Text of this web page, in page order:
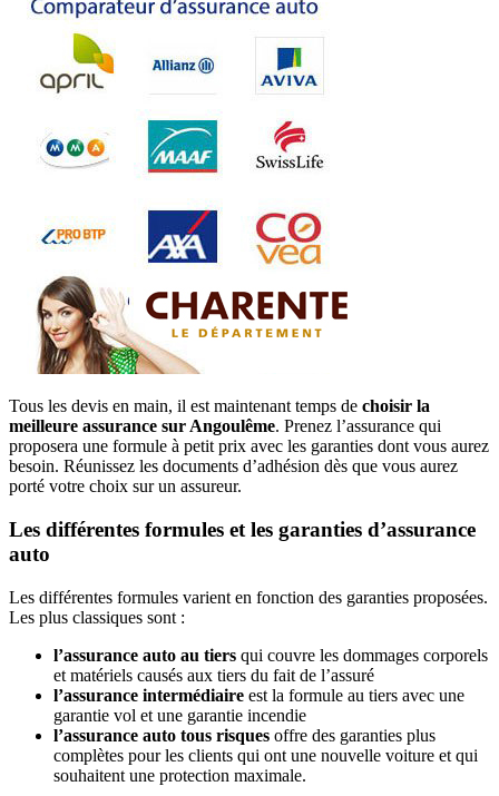
Tous les devis en main, il est maintenant temps de choisir la
meilleure assurance sur Angoulême. Prenez l’assurance qui
proposera une formule à petit prix avec les garanties dont vous aurez
besoin. Réunissez les documents d’adhésion dès que vous aurez
porté votre choix sur un assureur.
Les différentes formules et les garanties d’assurance
auto
Les différentes formules varient en fonction des garanties proposées.
Les plus classiques sont :
l’assurance auto au tiers qui couvre les dommages corporels
et matériels causés aux tiers du fait de l’assuré
l’assurance intermédiaire est la formule au tiers avec une
garantie vol et une garantie incendie
l’assurance auto tous risques offre des garanties plus
complètes pour les clients qui ont une nouvelle voiture et qui
souhaitent une protection maximale.